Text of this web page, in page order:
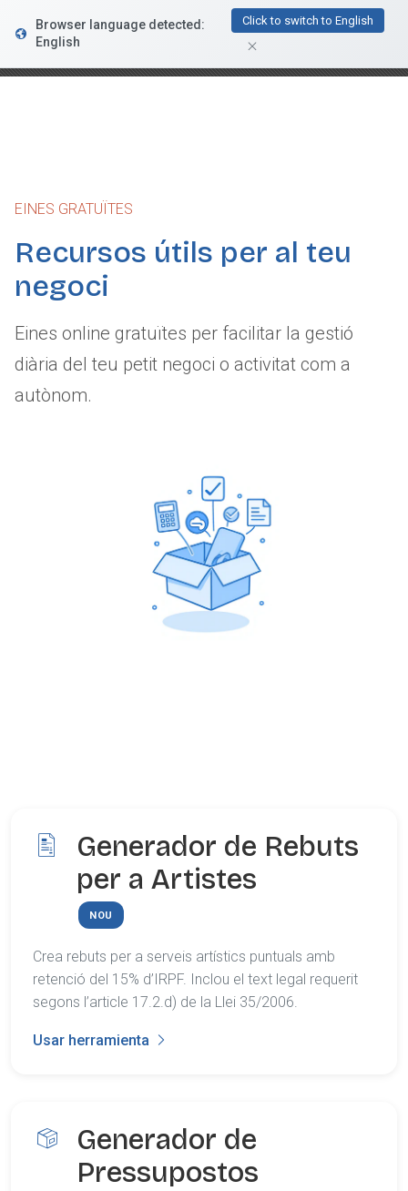
FacturaDirecta
Browser language detected:
English
Click to switch to English
EINES GRATUÏTES
Recursos útils per al teu
negoci
Eines online gratuïtes per facilitar la gestió
diària del teu petit negoci o activitat com a
autònom.
Generador de Rebuts
per a Artistes
NOU
Crea rebuts per a serveis artístics puntuals amb
retenció del 15% d’IRPF. Inclou el text legal requerit
segons l’article 17.2.d) de la Llei 35/2006.
Usar herramienta
Generador de
Pressupostos